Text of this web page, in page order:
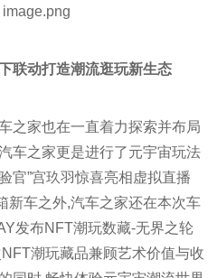
联动打造潮流逛玩新生态
之家也在一直着力探索并布局
车之家更是进行了元宇宙玩法
官”宫玖羽惊喜亮相虚拟直播
新车之外,汽车之家还在本次车
发布NFT潮玩数藏-无界之轮
潮玩藏品兼顾艺术价值与收